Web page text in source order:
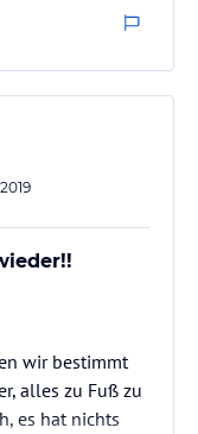
gehen.
wir bestimmt
alles zu Fuß zu
es hat nichts